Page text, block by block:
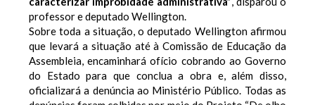
professor e deputado Wellington.
Sobre toda a situação, o deputado Wellington afirmou
que levará a situação até à Comissão de Educação da
Assembleia, encaminhará ofício cobrando ao Governo
do Estado para que conclua a obra e, além disso,
oficializará a denúncia ao Ministério Público. Todas as